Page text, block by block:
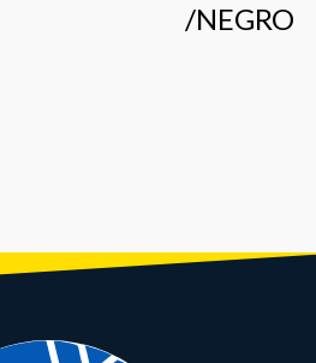
/NEGRO